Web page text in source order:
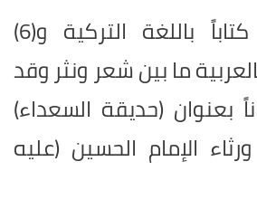
لفضولي (12) كتاباً باللغة التركية و(6)
و(2) بالعربية ما بين شعر ونثر وقد
بعنوان (حديقة السعداء)
الإمام الحسين (عليه